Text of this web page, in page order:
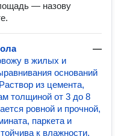
— назову
—
в жилых и
оснований
из цемента,
толщиной от 3 до 8
ровной и прочной,
паркета и
к влажности,